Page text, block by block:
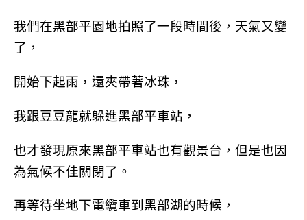
我們在黑部平園地拍照了一段時間後，天氣又變
了，
開始下起雨，還夾帶著冰珠，
我跟豆豆龍就躲進黑部平車站，
也才發現原來黑部平車站也有觀景台，但是也因
為氣候不佳關閉了。
再等待坐地下電纜車到黑部湖的時候，